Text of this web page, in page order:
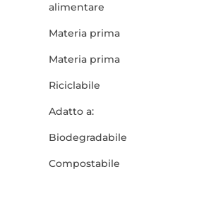
alimentare
Materia prima
Materia prima
Riciclabile
Adatto a:
Biodegradabile
Compostabile